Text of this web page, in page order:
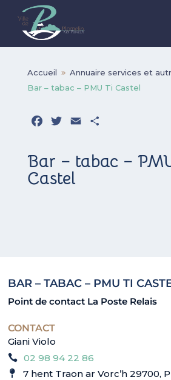
Accueil 9 Annuaire services et
Bar – tabac – PMU Ti Castel
Facebook
Twitter
Email
Bar – tabac –
Castel
BAR – TABAC – PMU TI
Point de contact La Poste Relais
CONTACT
Giani Violo
02 98 94 22 86
7 hent Traon ar Vorc’h 29700,